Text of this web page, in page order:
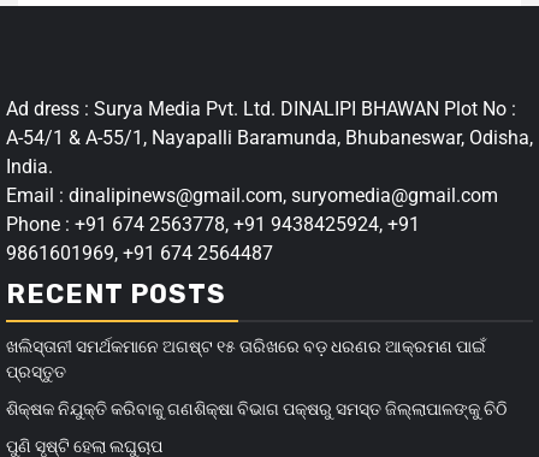
Ad dress : Surya Media Pvt. Ltd. DINALIPI BHAWAN Plot No :
A-54/1 & A-55/1, Nayapalli Baramunda, Bhubaneswar, Odisha,
India.
Email : dinalipinews@gmail.com, suryomedia@gmail.com
Phone : +91 674 2563778, +91 9438425924, +91
9861601969, +91 674 2564487
RECENT POSTS
ଖଲିସ୍ତାନୀ ସମର୍ଥକମାନେ ଅଗଷ୍ଟ ୧୫ ତାରିଖରେ ବଡ଼ ଧରଣର ଆକ୍ରମଣ ପାଇଁ
ପ୍ରସ୍ତୁତ
ଶିକ୍ଷକ ନିଯୁକ୍ତି କରିବାକୁ ଗଣଶିକ୍ଷା ବିଭାଗ ପକ୍ଷରୁ ସମସ୍ତ ଜିଲ୍ଲାପାଳଙ୍କୁ ଚିଠି
ପୁଣି ସୃଷ୍ଟି ହେଲା ଲଘୁଚାପ